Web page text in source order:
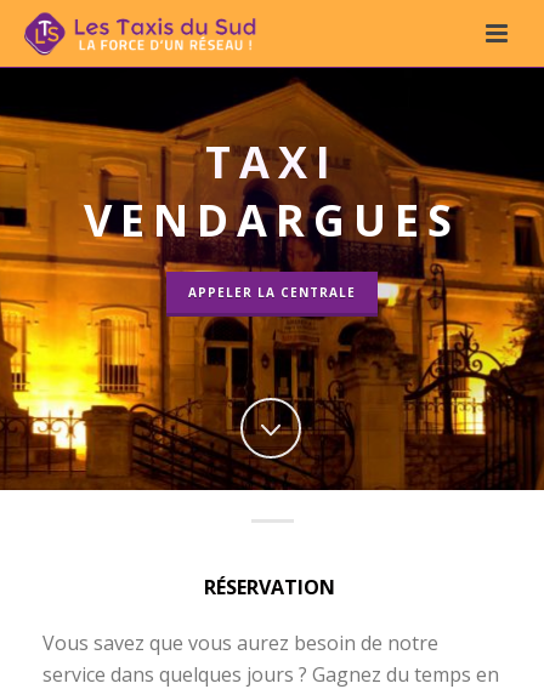
TAXI
VENDARGUES
APPELER LA CENTRALE
RÉSERVATION
Vous savez que vous aurez besoin de notre
service dans quelques jours ? Gagnez du temps en